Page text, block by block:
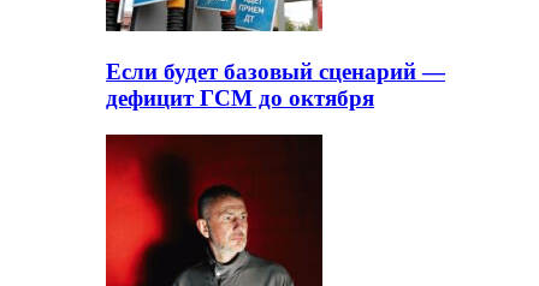
Если будет базовый сценарий —
дефицит ГСМ до октября